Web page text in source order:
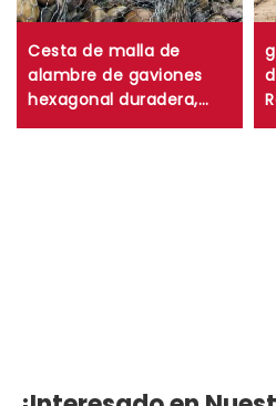
Cesta de malla de
alambre de gaviones
hexagonal duradera,
caja de gaviones de